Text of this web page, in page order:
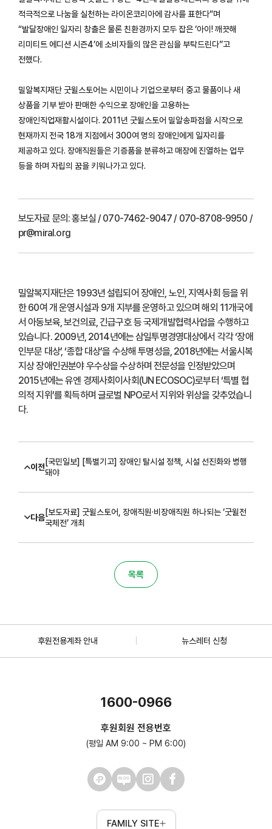
적극적으로 나눔을 실천하는 라이온코리아에 감사를 표한다“며
“발달장애인 일자리 창출은 물론 친환경까지 모두 잡은 ‘아이! 깨끗해
리미티트 에디션 시즌4’에 소비자들의 많은 관심을 부탁드린다”고
전했다.
밀알복지재단 굿윌스토어는 시민이나 기업으로부터 중고 물품이나 새
상품을 기부 받아 판매한 수익으로 장애인을 고용하는
장애인직업재활시설이다. 2011년 굿윌스토어 밀알송파점을 시작으로
현재까지 전국 18개 지점에서 300여 명의 장애인에게 일자리를
제공하고 있다. 장애직원들은 기증품을 분류하고 매장에 진열하는 업무
등을 하며 자립의 꿈을 키워나가고 있다.
보도자료 문의:홍보실 / 070-7462-9047 / 070-8708-9950 /
pr@miral.org
밀알복지재단은 1993년 설립되어 장애인, 노인, 지역사회 등을 위
한 60여 개 운영시설과 9개 지부를 운영하고 있으며 해외 11개국에
서 아동보육, 보건의료, 긴급구호 등 국제개발협력사업을 수행하고
있습니다. 2009년, 2014년에는 삼일투명경영대상에서 각각 ‘장애
인부문 대상’, ‘종합 대상’을 수상해 투명성을, 2018년에는 서울시복
지상 장애인권분야 우수상을 수상하며 전문성을 인정받았으며
2015년에는 유엔 경제사회이사회(UN ECOSOC)로부터 ‘특별 협
의적 지위’를 획득하며 글로벌 NPO로서 지위와 위상을 갖추었습니
다.
이전
[국민일보] [특별기고] 장애인 탈시설 정책, 시설 선진화와 병행
돼야
다음
[보도자료] 굿윌스토어, 장애직원·비장애직원 하나되는 ‘굿윌전
국체전’ 개최
목록
후원전용계좌 안내 뉴스레터 신청
1600-0966
후원회원 전용번호
(평일 AM 9:00 ~ PM 6:00)
FAMILY SITE